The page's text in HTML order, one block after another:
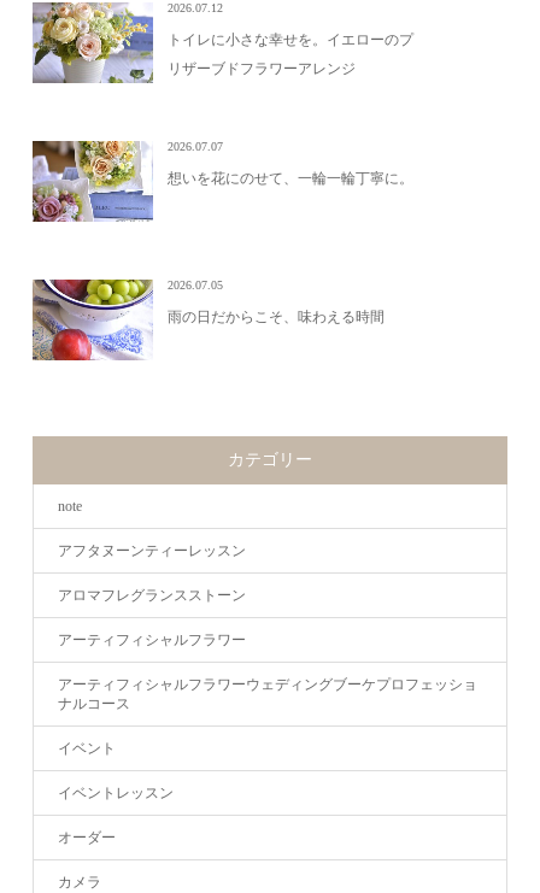
2026.07.12
トイレに小さな幸せを。イエローのプ
リザーブドフラワーアレンジ
2026.07.07
想いを花にのせて、一輪一輪丁寧に。
2026.07.05
雨の日だからこそ、味わえる時間
カテゴリー
note
アフタヌーンティーレッスン
アロマフレグランスストーン
アーティフィシャルフラワー
アーティフィシャルフラワーウェディングブーケプロフェッショ
ナルコース
イベント
イベントレッスン
オーダー
カメラ